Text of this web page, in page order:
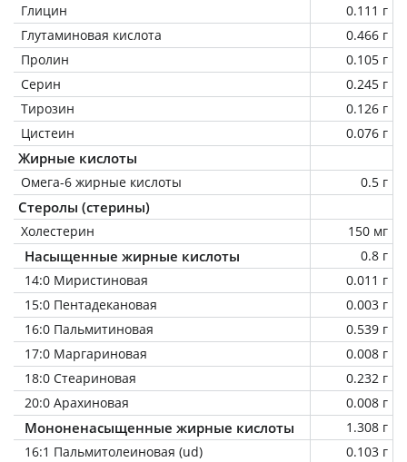
Глицин
0.111 г
Глутаминовая кислота
0.466 г
Пролин
0.105 г
Серин
0.245 г
Тирозин
0.126 г
Цистеин
0.076 г
Жирные кислоты
Омега-6 жирные кислоты 0.5 г
Стеролы (стерины)
Холестерин 150 мг
Насыщенные жирные кислоты
0.8 г
14:0 Миристиновая
0.011 г
15:0 Пентадекановая
0.003 г
16:0 Пальмитиновая
0.539 г
17:0 Маргариновая
0.008 г
18:0 Стеариновая
0.232 г
20:0 Арахиновая
0.008 г
Мононенасыщенные жирные кислоты
1.308 г
16:1 Пальмитолеиновая (ud)
0.103 г